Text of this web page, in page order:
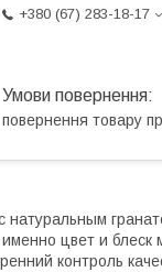
+380 (67) 283-18-17
повернення товару
натуральным
цвет и
контроль